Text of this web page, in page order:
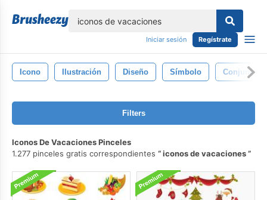
Iniciar sesión Regístrate
Icono Ilustración Diseño Símbolo Conjunto
Filters
Iconos De Vacaciones Pinceles
1.277 pinceles gratis correspondientes
iconos de vacaciones